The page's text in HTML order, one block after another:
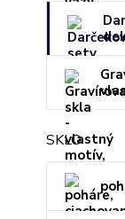
SKLO